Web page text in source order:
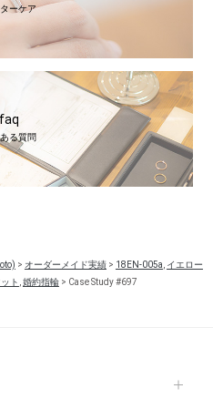
ーケア
faq
る質問
> オーダーメイド実績> 18EN-005a イエロー
ト 婚約指輪> Case Study #697